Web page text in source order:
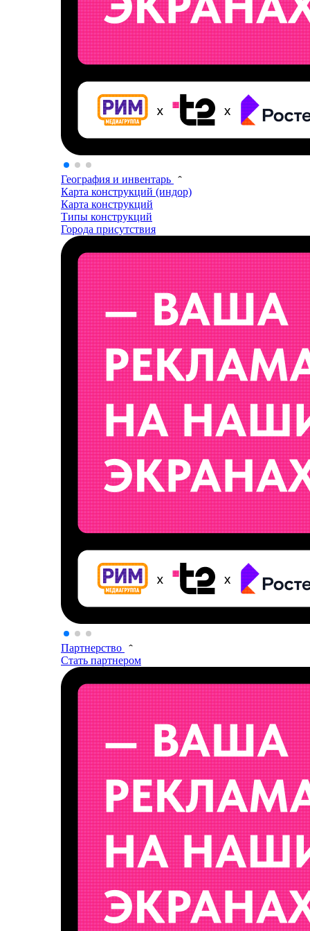
География и инвентарь
Карта конструкций (индор)
Карта конструкций
Типы конструкций
Города присутствия
Партнерство
Стать партнером